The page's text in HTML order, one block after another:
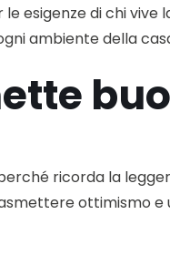
esigenze di chi vive
ambiente della
ricorda la
ottimismo e